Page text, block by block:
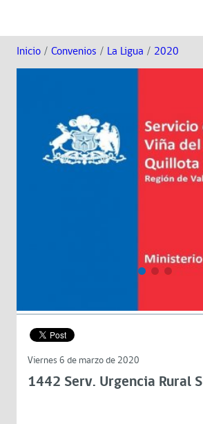
Inicio / Convenios / La Ligua / 2020
Viernes 6 de marzo de 2020
1442 Serv. Urgencia Rural